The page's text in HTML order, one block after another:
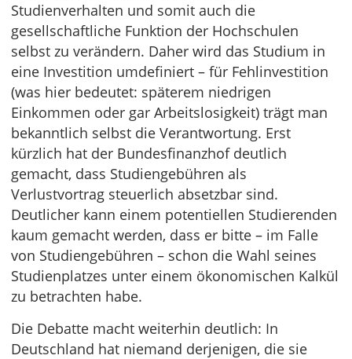
Studienverhalten und somit auch die
gesellschaftliche Funktion der Hochschulen
selbst zu verändern. Daher wird das Studium in
eine Investition umdefiniert – für Fehlinvestition
(was hier bedeutet: späterem niedrigen
Einkommen oder gar Arbeitslosigkeit) trägt man
bekanntlich selbst die Verantwortung. Erst
kürzlich hat der Bundesfinanzhof deutlich
gemacht, dass Studiengebühren als
Verlustvortrag steuerlich absetzbar sind.
Deutlicher kann einem potentiellen Studierenden
kaum gemacht werden, dass er bitte – im Falle
von Studiengebühren – schon die Wahl seines
Studienplatzes unter einem ökonomischen Kalkül
zu betrachten habe.
Die Debatte macht weiterhin deutlich: In
Deutschland hat niemand derjenigen, die sie